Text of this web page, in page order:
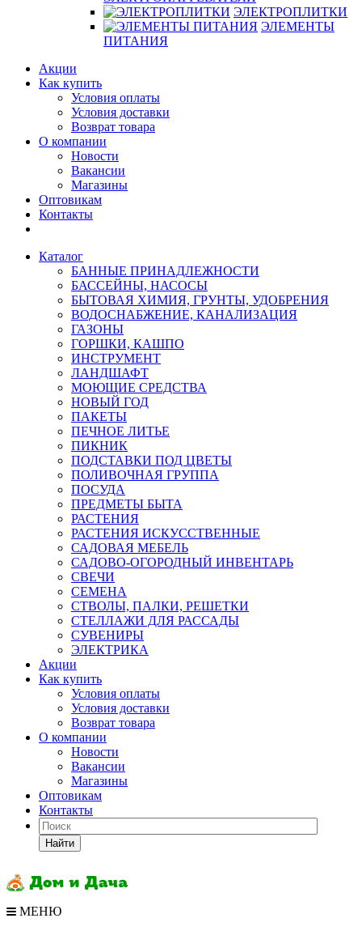
ЭЛЕКТРОПЛИТКИ
ЭЛЕМЕНТЫ
ПИТАНИЯ
Акции
Как купить
Условия оплаты
Условия доставки
Возврат товара
О компании
Новости
Вакансии
Магазины
Оптовикам
Контакты
Каталог
БАННЫЕ ПРИНАДЛЕЖНОСТИ
БАССЕЙНЫ, НАСОСЫ
БЫТОВАЯ ХИМИЯ, ГРУНТЫ, УДОБРЕНИЯ
ВОДОСНАБЖЕНИЕ, КАНАЛИЗАЦИЯ
ГАЗОНЫ
ГОРШКИ, КАШПО
ИНСТРУМЕНТ
ЛАНДШАФТ
МОЮЩИЕ СРЕДСТВА
НОВЫЙ ГОД
ПАКЕТЫ
ПЕЧНОЕ ЛИТЬЕ
ПИКНИК
ПОДСТАВКИ ПОД ЦВЕТЫ
ПОЛИВОЧНАЯ ГРУППА
ПОСУДА
ПРЕДМЕТЫ БЫТА
РАСТЕНИЯ
РАСТЕНИЯ ИСКУССТВЕННЫЕ
САДОВАЯ МЕБЕЛЬ
САДОВО-ОГОРОДНЫЙ ИНВЕНТАРЬ
СВЕЧИ
СЕМЕНА
СТВОЛЫ, ПАЛКИ, РЕШЕТКИ
СТЕЛЛАЖИ ДЛЯ РАССАДЫ
СУВЕНИРЫ
ЭЛЕКТРИКА
Акции
Как купить
Условия оплаты
Условия доставки
Возврат товара
О компании
Новости
Вакансии
Магазины
Оптовикам
Контакты
Найти
МЕНЮ